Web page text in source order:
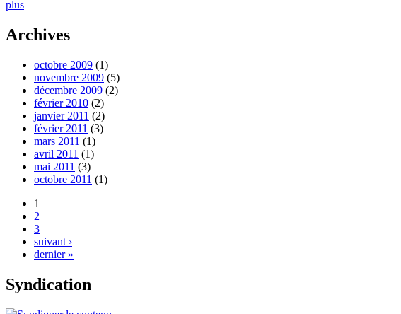
plus
Archives
octobre 2009 (1)
novembre 2009 (5)
décembre 2009 (2)
février 2010 (2)
janvier 2011 (2)
février 2011 (3)
mars 2011 (1)
avril 2011 (1)
mai 2011 (3)
octobre 2011 (1)
1
2
3
suivant ›
dernier »
Syndication